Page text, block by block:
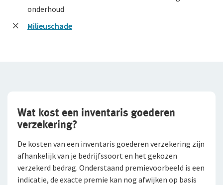
onderhoud
Milieuschade
Wat kost een inventaris goederen
verzekering?
De kosten van een inventaris goederen verzekering zijn
afhankelijk van je bedrijfssoort en het gekozen
verzekerd bedrag. Onderstaand premievoorbeeld is een
indicatie, de exacte premie kan nog afwijken op basis